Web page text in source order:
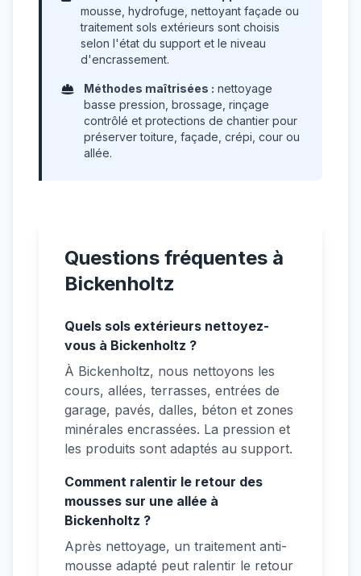
mousse, hydrofuge, nettoyant façade ou
traitement sols extérieurs sont choisis
selon l'état du support et le niveau
d'encrassement.
Méthodes maîtrisées : nettoyage
basse pression, brossage, rinçage
contrôlé et protections de chantier pour
préserver toiture, façade, crépi, cour ou
allée.
Questions fréquentes à
Bickenholtz
Quels sols extérieurs nettoyez-
vous à Bickenholtz ?
À Bickenholtz, nous nettoyons les
cours, allées, terrasses, entrées de
garage, pavés, dalles, béton et zones
minérales encrassées. La pression et
les produits sont adaptés au support.
Comment ralentir le retour des
mousses sur une allée à
Bickenholtz ?
Après nettoyage, un traitement anti-
mousse adapté peut ralentir le retour